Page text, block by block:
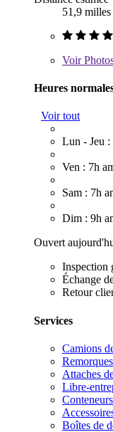
51,9 milles
Voir
Heures
Voir tout
Lun - Jeu :
Ven : 7h
Sam : 7h
Dim : 9h
Ouvert
Inspection
Échange
Retour
Services
Camions
Attaches
Libre-
Boîtes de